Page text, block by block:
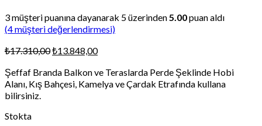
3müşteri puanına dayanarak 5 üzerinden5.00puan aldı
(4müşteri değerlendirmesi)
₺17.310,00Orijinal
₺17.310,00.
₺13.848,00Şu
fiyat:
₺13.848,00.
Şeffaf Branda Balkon ve Teraslarda Perde Şeklinde Hobi
Alanı, Kış Bahçesi, Kamelya ve Çardak Etrafında kullana
bilirsiniz.
Stokta